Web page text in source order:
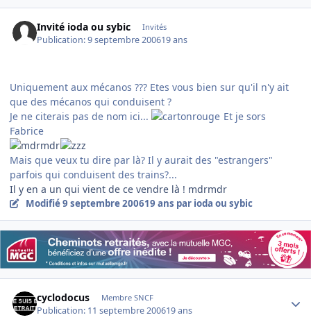
Invité ioda ou sybic Invités
Publication:9 septembre 200619 ans
Uniquement aux mécanos ??? Etes vous bien sur qu'il n'y ait
que des mécanos qui conduisent ?
Je ne citerais pas de nom ici...
Et je sors
Fabrice
Mais que veux tu dire par là? Il y aurait des "estrangers"
parfois qui conduisent des trains?...
Il y en a un qui vient de ce vendre là ! mdrmdr
Modifié9 septembre 200619 ans par ioda ou sybic
cyclodocus Membre SNCF
Publication: 11 septembre 200619 ans